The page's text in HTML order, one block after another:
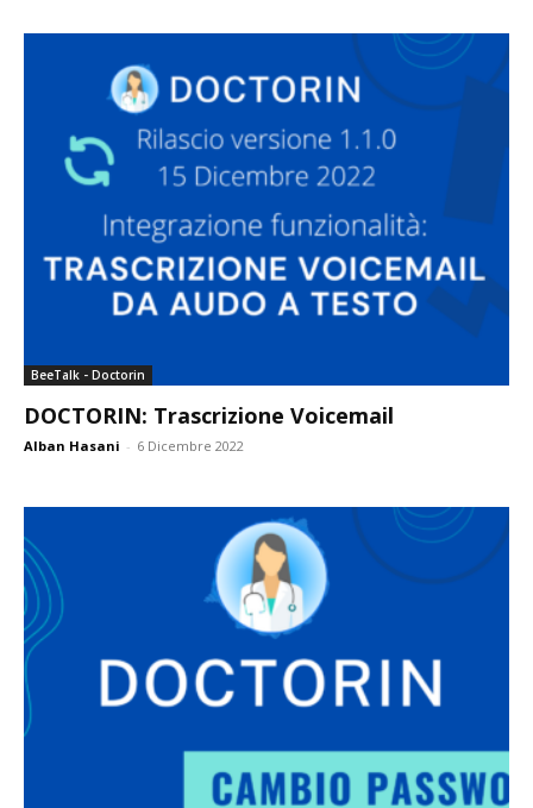
BeeTalk - Doctorin
DOCTORIN: Trascrizione Voicemail
Alban Hasani - 6 Dicembre 2022